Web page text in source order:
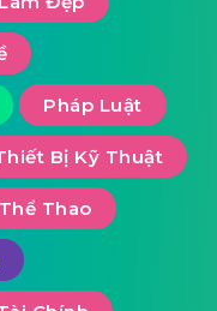
Pháp Luật
Bị Kỹ Thuật
Thể Thao